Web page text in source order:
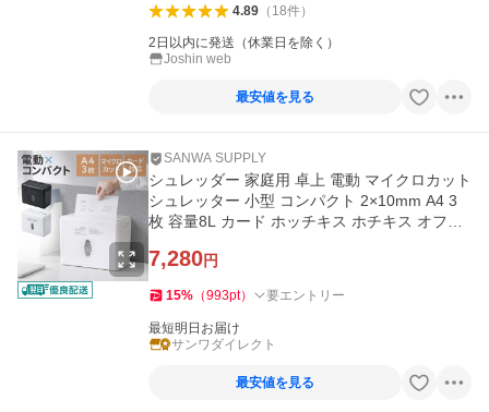
4.89（ 18件）
2日以内に発送（休業日を除く）
Joshin web
最安値を見る
SANWA SUPPLY
シュレッダー 家庭用 卓上 電動 マイクロカット
シュレッター 小型 コンパクト 2×10mm A4 3
枚 容量8L カード ホッチキス ホチキス オフィ
7,280円
15% （993pt） 要エントリー
最短明日お届け
サンワダイレクト
最安値を見る